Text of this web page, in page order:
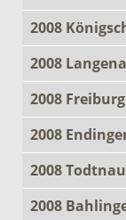
2008
2008
2008
2008
2008
2008